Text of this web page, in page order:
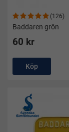
(126)
Baddaren grön
60 kr
Köp